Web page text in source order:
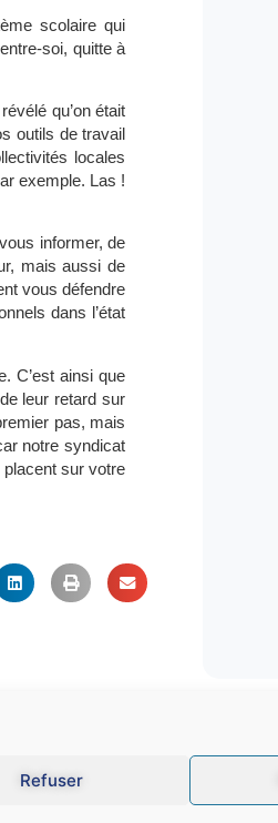
Refuser
scolaire qui
soi, quitte à
qu’on était
outils de travail
locales
exemple. Las !
informer, de
mais aussi de
vous défendre
dans l’état
C’est ainsi que
leur retard sur
pas, mais
notre syndicat
sur votre